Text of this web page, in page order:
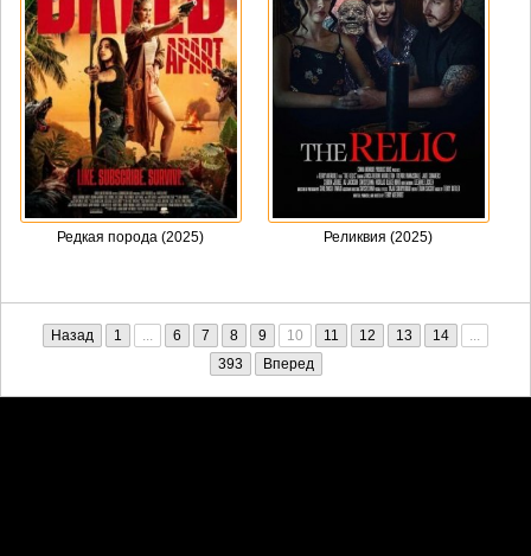
Редкая порода (2025) Реликвия (2025)
Назад 1 ... 6 7 8 9 10 11 12 13 14
...
393
Вперед